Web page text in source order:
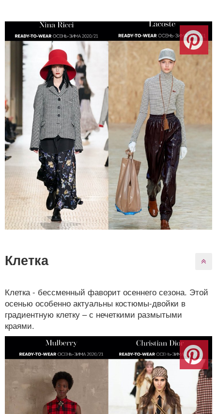
Клетка
Клетка - бессменный фаворит осеннего сезона. Этой
осенью особенно актуальны костюмы-двойки в
градиентную клетку – с нечеткими размытыми
краями.